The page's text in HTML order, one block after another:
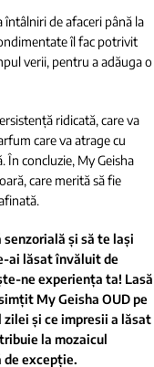
de afaceri până la
îl fac potrivit
verii, pentru a adăuga o
ridicată, care va
care va atrage cu
În concluzie, My Geisha
care merită să fie
și să te lași
ai lăsat învăluit de
ne experiența ta! Lasă
My Geisha OUD pe
zilei și ce impresii a lăsat
la mozaicul
excepție.